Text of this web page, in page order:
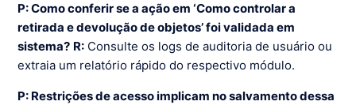
P: Como conferir se a ação em ‘Como controlar a
retirada e devolução de objetos’ foi validada em
sistema? R: Consulte os logs de auditoria de usuário ou
extraia um relatório rápido do respectivo módulo.
P: Restrições de acesso implicam no salvamento dessa